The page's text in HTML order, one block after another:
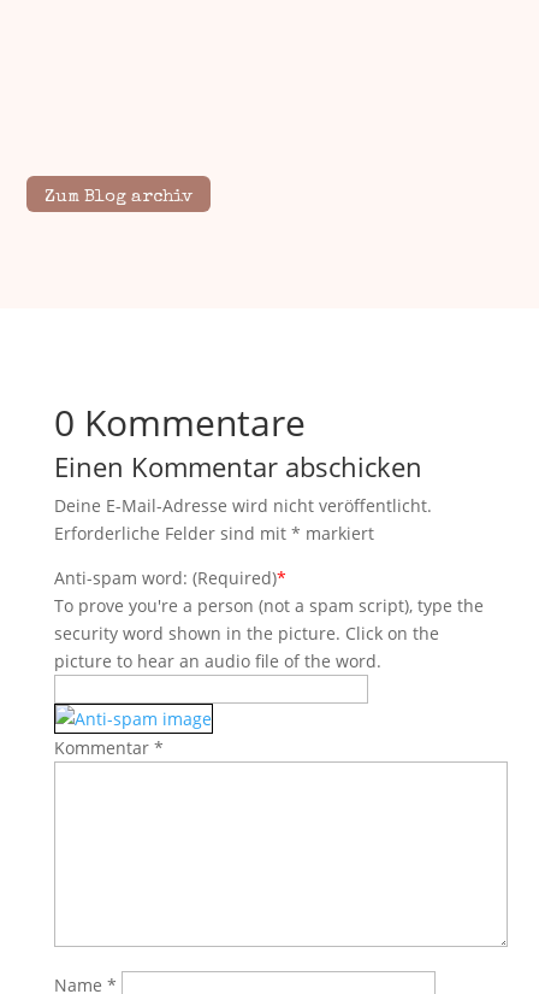
Zum Blog archiv
0 Kommentare
Einen Kommentar abschicken
Deine E-Mail-Adresse wird nicht veröffentlicht.
Erforderliche Felder sind mit * markiert
Anti-spam word: (Required)*
To prove you're a person (not a spam script), type the
security word shown in the picture. Click on the
picture to hear an audio file of the word.
Kommentar *
Name *